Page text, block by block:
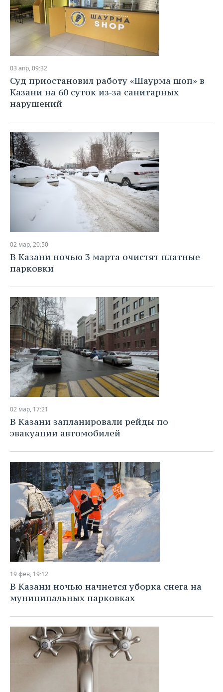
03 апр, 09:32
Суд приостановил работу «Шаурма шоп» в
Казани на 60 суток из‑за санитарных
нарушений
02 мар, 20:50
В Казани ночью 3 марта очистят платные
парковки
02 мар, 17:21
В Казани запланировали рейды по
эвакуации автомобилей
19 фев, 19:12
В Казани ночью начнется уборка снега на
муниципальных парковках